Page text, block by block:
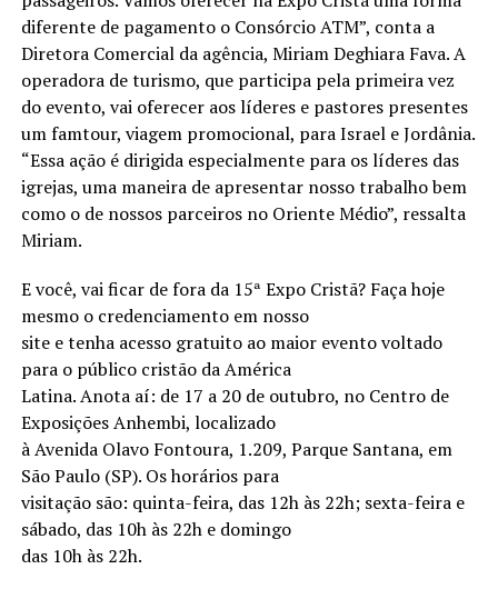
diferente de pagamento o Consórcio ATM”, conta a
Diretora Comercial da agência, Miriam Deghiara Fava. A
operadora de turismo, que participa pela primeira vez
do evento, vai oferecer aos líderes e pastores presentes
um famtour, viagem promocional, para Israel e Jordânia.
“Essa ação é dirigida especialmente para os líderes das
igrejas, uma maneira de apresentar nosso trabalho bem
como o de nossos parceiros no Oriente Médio”, ressalta
Miriam.
E você, vai ficar de fora da 15ª Expo Cristã? Faça hoje
mesmo o credenciamento em nosso
site e tenha acesso gratuito ao maior evento voltado
para o público cristão da América
Latina. Anota aí: de 17 a 20 de outubro, no Centro de
Exposições Anhembi, localizado
à Avenida Olavo Fontoura, 1.209, Parque Santana, em
São Paulo (SP). Os horários para
visitação são: quinta-feira, das 12h às 22h; sexta-feira e
sábado, das 10h às 22h e domingo
das 10h às 22h.